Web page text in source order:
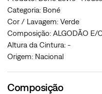
Categoria: Boné
Cor / Lavagem: Verde
Composição: ALGODÃO E/
Altura da Cintura: -
Origem: Nacional
Composição